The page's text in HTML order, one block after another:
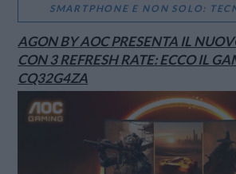
SMARTPHONE E NON SOLO:
AGON BY AOC PRESENTA IL
CON 3 REFRESH RATE: ECCO IL
CQ32G4ZA